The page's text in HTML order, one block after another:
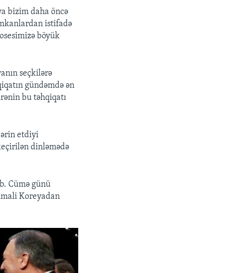
bizim daha öncə
istifadə
böyük
seçkilərə
gündəmdə ən
bu təhqiqatı
etdiyi
dinləmədə
Cümə günü
Koreyadan